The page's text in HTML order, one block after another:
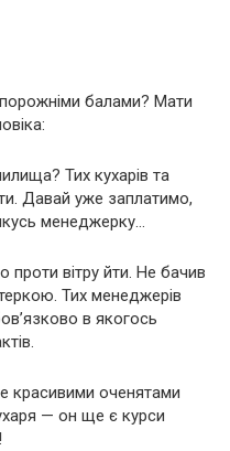
балами? Мати
Тих кухарів та
Давай уже заплатимо,
менеджерку…
вітру йти. Не бачив
Тих менеджерів
в якогось
красивими оченятами
— он ще є курси